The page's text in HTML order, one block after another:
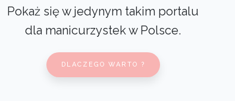
Pokaż się w jedynym takim portalu
dla manicurzystek w Polsce.
DLACZEGO WARTO ?